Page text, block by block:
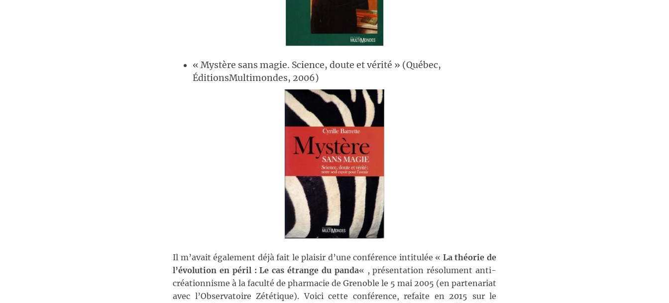
« Mystère sans magie. Science, doute et vérité » (Québec,
ÉditionsMultimondes, 2006)
Il m’avait également déjà fait le plaisir d’une conférence intitulée « La théorie de
l’évolution en péril : Le cas étrange du panda« , présentation résolument anti-
créationnisme à la faculté de pharmacie de Grenoble le 5 mai 2005 (en partenariat
avec l’Observatoire Zététique). Voici cette conférence, refaite en 2015 sur le